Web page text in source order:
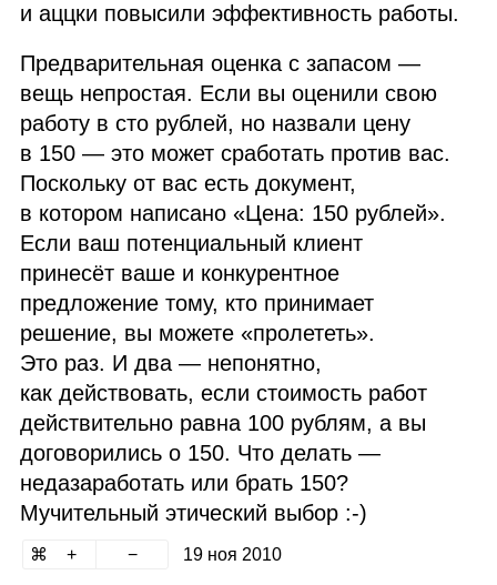
и аццки повысили эффективность работы.
Предварительная оценка с запасом —
вещь непростая. Если вы оценили свою
работу в сто рублей, но назвали цену
в 150 — это может сработать против вас.
Поскольку от вас есть документ,
в котором написано «Цена: 150 рублей».
Если ваш потенциальный клиент
принесёт ваше и конкурентное
предложение тому, кто принимает
решение, вы можете «пролететь».
Это раз. И два — непонятно,
как действовать, если стоимость работ
действительно равна 100 рублям, а вы
договорились о 150. Что делать —
недазаработать или брать 150?
Мучительный этический выбор :‑)
19 ноя 2010